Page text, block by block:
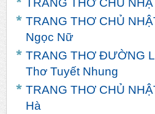
TRANG THƠ CHỦ
TRANG THƠ CHỦ
Ngọc Nữ
TRANG THƠ ĐƯỜNG
Thơ Tuyết Nhung
TRANG THƠ CHỦ
Hà